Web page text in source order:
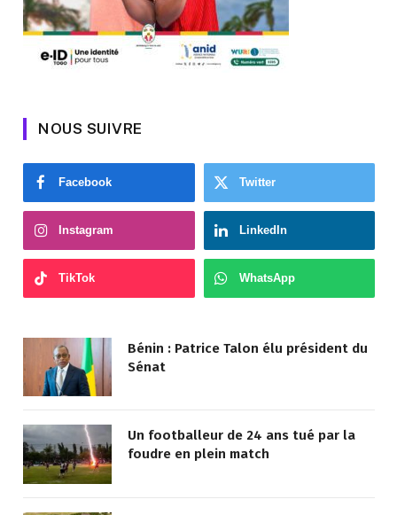
NOUS SUIVRE
Facebook Twitter
Instagram LinkedIn
TikTok WhatsApp
Bénin : Patrice Talon élu président du
Sénat
Un footballeur de 24 ans tué par la
foudre en plein match